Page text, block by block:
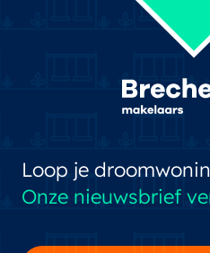
Loop je
Onze nieuwsbrief